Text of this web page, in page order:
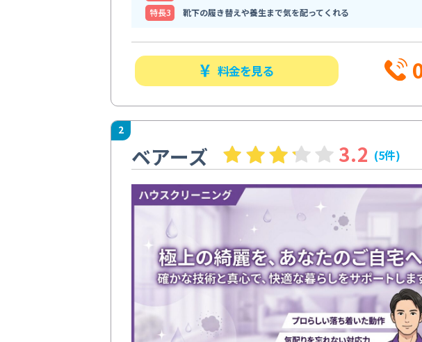
特⻑3
靴下の履き替えや養生まで気を配ってくれる
料金を見る
2
ベアーズ 3.2 (5件)